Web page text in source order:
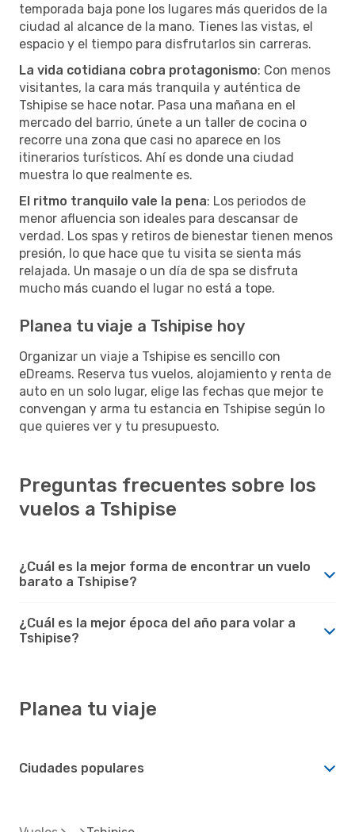
temporada baja pone los lugares más queridos de la
ciudad al alcance de la mano. Tienes las vistas, el
espacio y el tiempo para disfrutarlos sin carreras.
La vida cotidiana cobra protagonismo: Con menos
visitantes, la cara más tranquila y auténtica de
Tshipise se hace notar. Pasa una mañana en el
mercado del barrio, únete a un taller de cocina o
recorre una zona que casi no aparece en los
itinerarios turísticos. Ahí es donde una ciudad
muestra lo que realmente es.
El ritmo tranquilo vale la pena: Los periodos de
menor afluencia son ideales para descansar de
verdad. Los spas y retiros de bienestar tienen menos
presión, lo que hace que tu visita se sienta más
relajada. Un masaje o un día de spa se disfruta
mucho más cuando el lugar no está a tope.
Planea tu viaje a Tshipise hoy
Organizar un viaje a Tshipise es sencillo con
eDreams. Reserva tus vuelos, alojamiento y renta de
auto en un solo lugar, elige las fechas que mejor te
convengan y arma tu estancia en Tshipise según lo
que quieres ver y tu presupuesto.
Preguntas frecuentes sobre los
vuelos a Tshipise
¿Cuál es la mejor forma de encontrar un vuelo
barato a Tshipise?
¿Cuál es la mejor época del año para volar a
Tshipise?
Planea tu viaje
Ciudades populares